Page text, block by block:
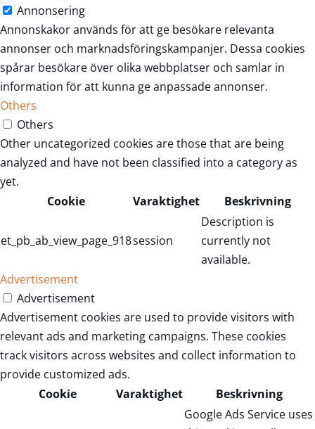
Annonsering
Annonskakor används för att ge besökare relevanta
annonser och marknadsföringskampanjer. Dessa cookies
spårar besökare över olika webbplatser och samlar in
information för att kunna ge anpassade annonser.
Others
Others
Other uncategorized cookies are those that are being
analyzed and have not been classified into a category as
yet.
Cookie
Varaktighet Beskrivning
et_pb_ab_view_page_918session
Description is
currently not
available.
Advertisement
Advertisement
Advertisement cookies are used to provide visitors with
relevant ads and marketing campaigns. These cookies
track visitors across websites and collect information to
provide customized ads.
Cookie
Varaktighet
Beskrivning
Google Ads Service uses